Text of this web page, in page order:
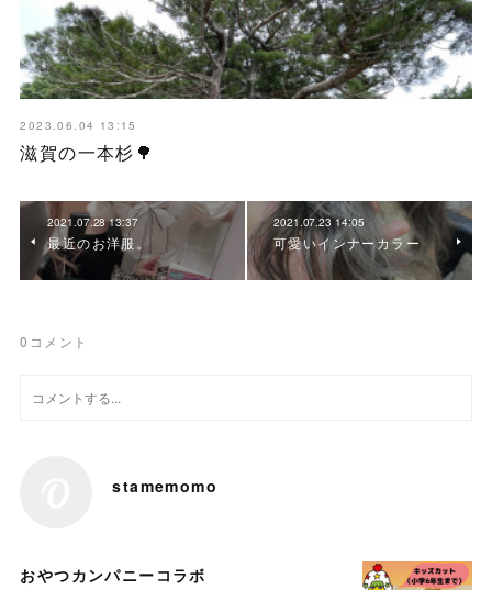
2023.06.04 13:15
滋賀の一本杉🌳
2021.07.28 13:37
最近のお洋服。
2021.07.23 14:05
可愛いインナーカラー
0 コメント
stamemomo
おやつカンパニーコラボ